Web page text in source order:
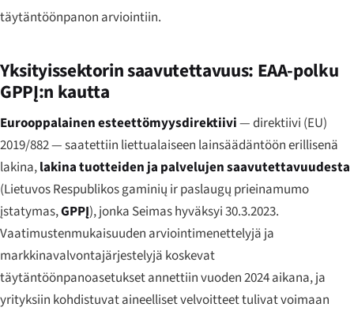
täytäntöönpanon arviointiin.
Yksityissektorin saavutettavuus: EAA-polku
GPPĮ:n kautta
Eurooppalainen esteettömyysdirektiivi— direktiivi (EU)
2019/882 — saatettiin liettualaiseen lainsäädäntöön erillisenä
lakina,lakina tuotteiden ja palvelujen saavutettavuudesta
(Lietuvos Respublikos gaminių ir paslaugų prieinamumo
įstatymas,GPPĮ), jonka Seimas hyväksyi 30.3.2023.
Vaatimustenmukaisuuden arviointimenettelyjä ja
markkinavalvontajärjestelyjä koskevat
täytäntöönpanoasetukset annettiin vuoden 2024 aikana, ja
yrityksiin kohdistuvat aineelliset velvoitteet tulivat voimaan